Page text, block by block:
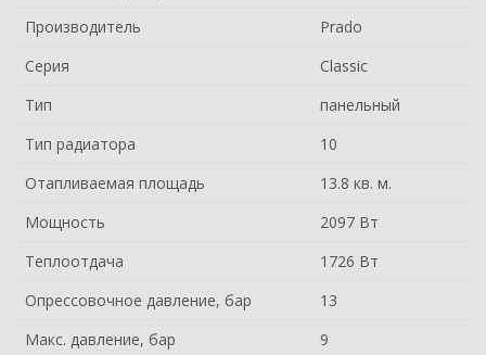
Производитель
Prado
Серия
Classic
Тип
панельный
Тип радиатора
10
Отапливаемая площадь
13.8 кв. м.
Мощность
2097 Вт
Теплоотдача
1726 Вт
Опрессовочное давление, бар
13
Макс. давление, бар
9